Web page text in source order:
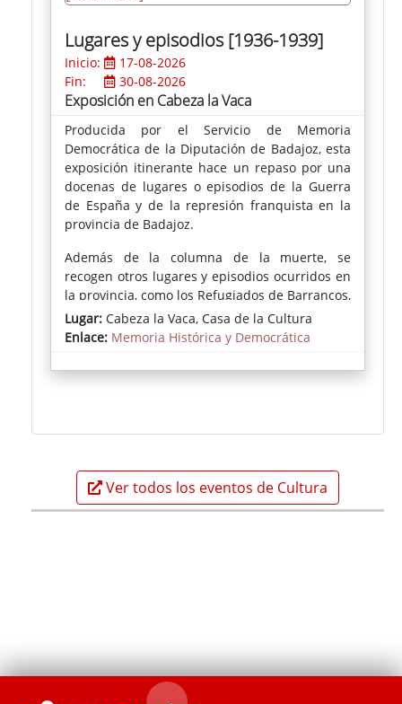
Lugares y episodios [1936-1939]
Inicio:
17-08-2026
Fin:
30-08-2026
Exposición en Cabeza la Vaca
Producida por el Servicio de Memoria
Democrática de la Diputación de Badajoz, esta
exposición itinerante hace un repaso por una
docenas de lugares o episodios de la Guerra
de España y de la represión franquista en la
provincia de Badajoz.
Además de la columna de la muerte, se
recogen otros lugares y episodios ocurridos en
la provincia, como los Refugiados de Barrancos,
la ocupación de tierras del 25 de marzo, la
columna de los 8000, la sublevación de
de la Serena, las refugiadas en la Sierra de
Lugar: Cabeza la Vaca, Casa de la Cultura
Enlace: Memoria Histórica y Democrática
Ver todos los eventos de Cultura